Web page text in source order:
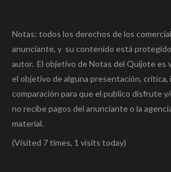
Notas: todos los derechos de los
anunciante, y su contenido está
autor. El objetivo de Notas del Quijote es
el objetivo de alguna presentación, crítica,
comparación para que el publico disfrute
no recibe pagos del anunciante o la
material.
(Visited 7 times, 1 visits today)